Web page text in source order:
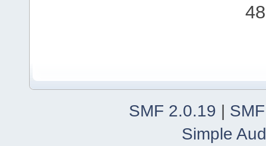
SMF 2.0.19 |
Simple